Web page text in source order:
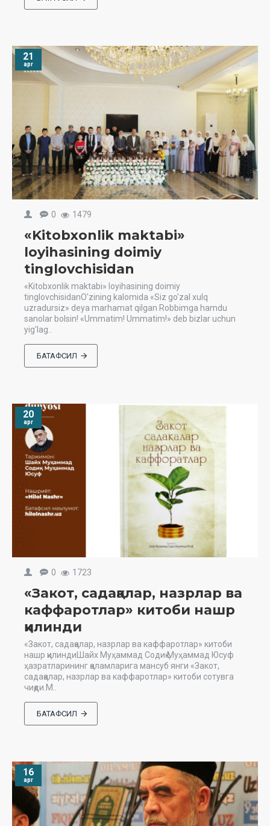
21
apr
0 1479
«Kitobxonlik maktabi»
loyihasining doimiy
tinglovchisidan
«Kitobxonlik maktabi» loyihasining doimiy
tinglovchisidanO'zining kalomida «Siz go'zal xulq
uzradursiz» deya marhamat qilgan Robbimga hamdu
sanolar bolsin! «Ummatim! Ummatim!» deb bizlar uchun
yig'lag..
БАТАФСИЛ
20
apr
0 1723
«Закот, садақалар, назрлар ва
каффаротлар» китоби нашр
қилинди
«Закот, садақалар, назрлар ва каффаротлар» китоби
нашр қилиндиШайх Муҳаммад Содиқ Муҳаммад Юсуф
ҳазратларининг қаламларига мансуб янги «Закот,
садақалар, назрлар ва каффаротлар» китоби сотувга
чиқди.М..
БАТАФСИЛ
16
apr